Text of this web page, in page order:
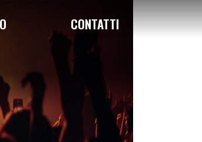
CONTATTI